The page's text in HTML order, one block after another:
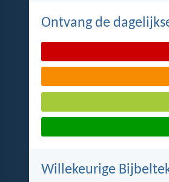
Ontvang de
Willekeurige